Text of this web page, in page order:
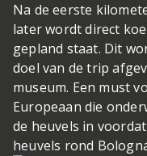
Na de eerste
later wordt direct
gepland staat. Dit
doel van de trip
museum. Een must
Europeaan die
de heuvels in
heuvels rond